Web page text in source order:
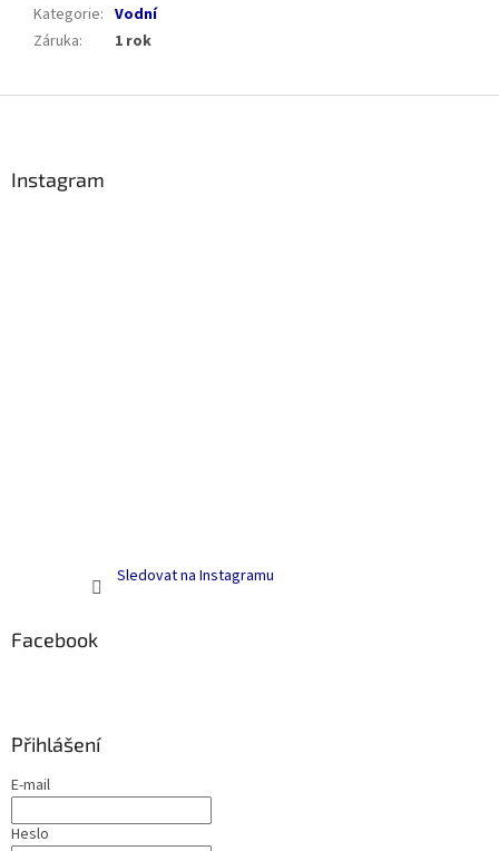
Kategorie: Vodní
Záruka: 1 rok
Instagram
Sledovat na Instagramu
Facebook
Přihlášení
E-mail
Heslo